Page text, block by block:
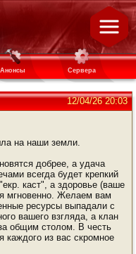
Анонсы Сервера
12/04/26 20:03
на наши земли.
добрее, а удача
всегда будет крепкий
каст", а здоровье (ваше
мгновенно. Желаем вам
ресурсы выпадали с
вашего взгляда, а клан
общим столом. В честь
каждого из вас скромное